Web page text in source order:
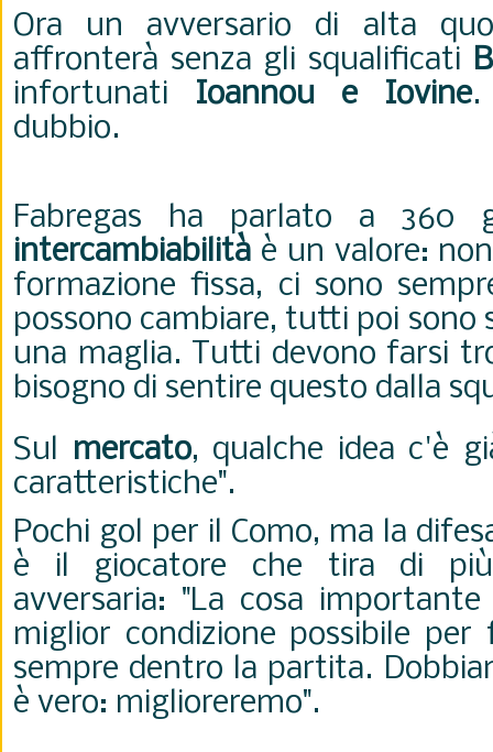
Ora un avversario di alta
affronterà senza gli squalificati
infortunati Ioannou e Iovine.
dubbio.
Fabregas ha parlato a 360
intercambiabilità è un valore:
formazione fissa, ci sono
possono cambiare, tutti poi sono
una maglia. Tutti devono farsi
bisogno di sentire questo dalla
Sul mercato, qualche idea c'è
caratteristiche".
Pochi gol per il Como, ma la
è il giocatore che tira di
avversaria: "La cosa
miglior condizione possibile
sempre dentro la partita.
è vero: miglioreremo".